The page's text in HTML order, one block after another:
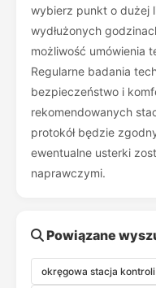
wybierz punkt o dużej
wydłużonych
możliwość umówienia
Regularne badania
bezpieczeństwo i
rekomendowanych
protokół będzie
ewentualne usterki
naprawczymi.
Powiązane
okręgowa stacja